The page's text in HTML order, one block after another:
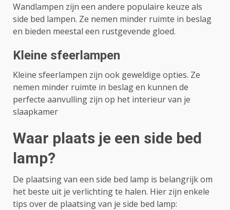
Wandlampen zijn een andere populaire keuze als
side bed lampen. Ze nemen minder ruimte in beslag
en bieden meestal een rustgevende gloed.
Kleine sfeerlampen
Kleine sfeerlampen zijn ook geweldige opties. Ze
nemen minder ruimte in beslag en kunnen de
perfecte aanvulling zijn op het interieur van je
slaapkamer
Waar plaats je een side bed
lamp?
De plaatsing van een side bed lamp is belangrijk om
het beste uit je verlichting te halen. Hier zijn enkele
tips over de plaatsing van je side bed lamp: